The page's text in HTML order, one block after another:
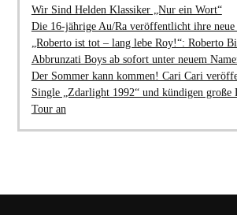
Wir Sind Helden Klassiker „Nur ein Wort“
Die 16-jährige Au/Ra veröffentlicht ihre
„Roberto ist tot – lang lebe Roy!“: Roberto
Abbrunzati Boys ab sofort unter neuem
Der Sommer kann kommen! Cari Cari
Single „Zdarlight 1992“ und kündigen große
Tour an